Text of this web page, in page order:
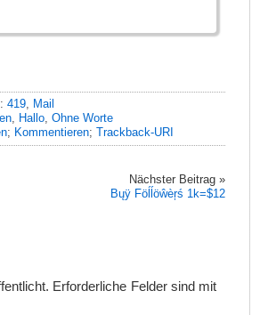
419, Mail
, Hallo, Ohne Worte
; Kommentieren; Trackback-URI
Nächster Beitrag »
Bųÿ Föĺĺöŵèŗś 1k=$12
Erforderliche Felder sind mit